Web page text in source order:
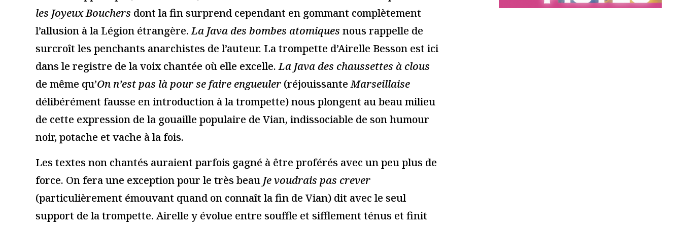
« l’Orestie », d’après
Eschyle, Nuits de
Fourvière à Lyon
« Maldoror », Julien
Gosselin, critique, Cour
d’honneur du palais des
Papes, Festival d’Avignon
2026
15 juillet 2026
Lire la suite
« Que crèvent tous les
protagonistes » de
Gabriel Calderόn,
Théâtre 13 à Paris
13 novembre 2019
Lire la suite